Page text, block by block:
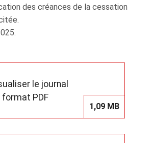
des créances de la cessation
le journal
format PDF
1,09 MB